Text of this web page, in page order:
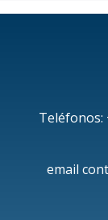
Teléfonos:
email